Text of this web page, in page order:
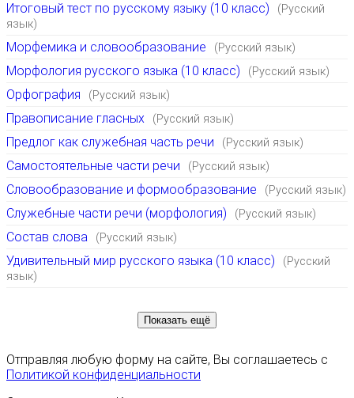
Итоговый тест по русскому языку (10 класс)
(Русский
язык)
Морфемика и словообразование (Русский язык)
Морфология русского языка (10 класс) (Русский язык)
Орфография (Русский язык)
Правописание гласных (Русский язык)
Предлог как служебная часть речи (Русский язык)
Самостоятельные части речи (Русский язык)
Словообразование и формообразование (Русский язык)
Служебные части речи (морфология) (Русский язык)
Состав слова (Русский язык)
Удивительный мир русского языка (10 класс)
(Русский
язык)
Показать ещё
Отправляя любую форму на сайте, Вы соглашаетесь с
Политикой конфиденциальности